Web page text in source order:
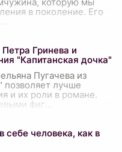
в поколение. Его
Гринева и
"Капитанская дочка"
Пугачева из
позволяет лучше
и их роли в романе.
фиг
себе человека, как в